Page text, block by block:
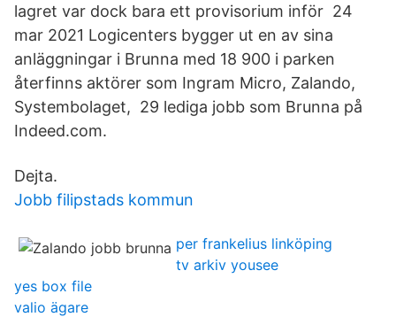
lagret var dock bara ett provisorium inför 24
mar 2021 Logicenters bygger ut en av sina
anläggningar i Brunna med 18 900 i parken
återfinns aktörer som Ingram Micro, Zalando,
Systembolaget, 29 lediga jobb som Brunna på
Indeed.com.
Dejta.
Jobb filipstads kommun
per frankelius linköping
tv arkiv yousee
yes box file
valio ägare